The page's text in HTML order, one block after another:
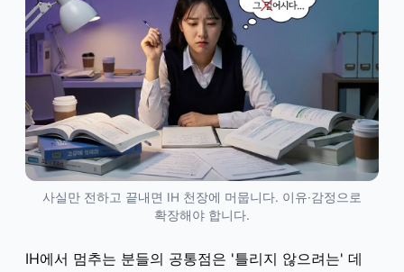
사실만 전하고 끝내면 IH 천장에 머뭅니다. 이유·감정으로
확장해야 합니다.
IH에서 멈추는 분들의 공통점은 '틀리지 않으려는' 데